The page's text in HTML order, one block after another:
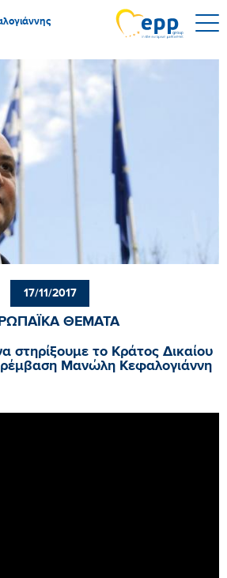
17/11/2017
ΘΕΜΑΤΑ
στηρίξουμε το Κράτος Δικαίου
Μανώλη Κεφαλογιάννη